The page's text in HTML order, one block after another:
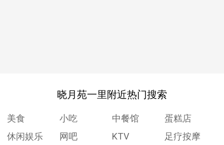
晓月苑一里附近热门搜索
美食 小吃 中餐馆
蛋糕店
休闲娱乐
网吧 KTV
足疗按摩